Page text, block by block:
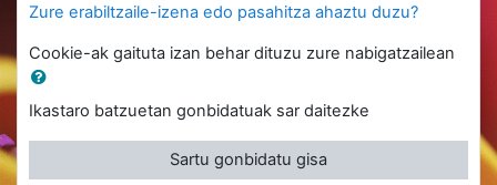
Zure erabiltzaile-izena edo pasahitza ahaztu duzu?
Cookie-ak gaituta izan behar dituzu zure nabigatzailean
Ikastaro batzuetan gonbidatuak sar daitezke
Sartu gonbidatu gisa